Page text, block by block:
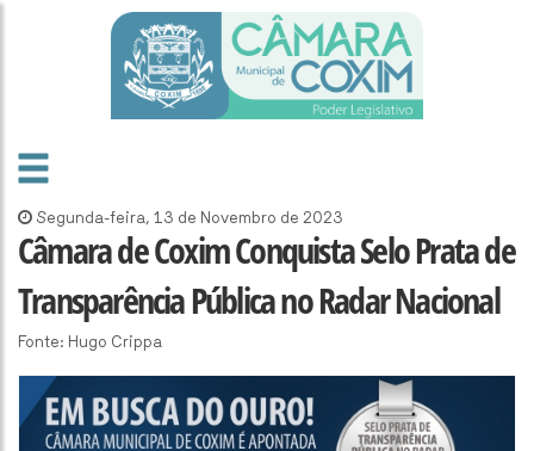
Segunda-feira, 13 de Novembro de 2023
Câmara de Coxim Conquista Selo Prata de
Transparência Pública no Radar Nacional
Fonte: Hugo Crippa